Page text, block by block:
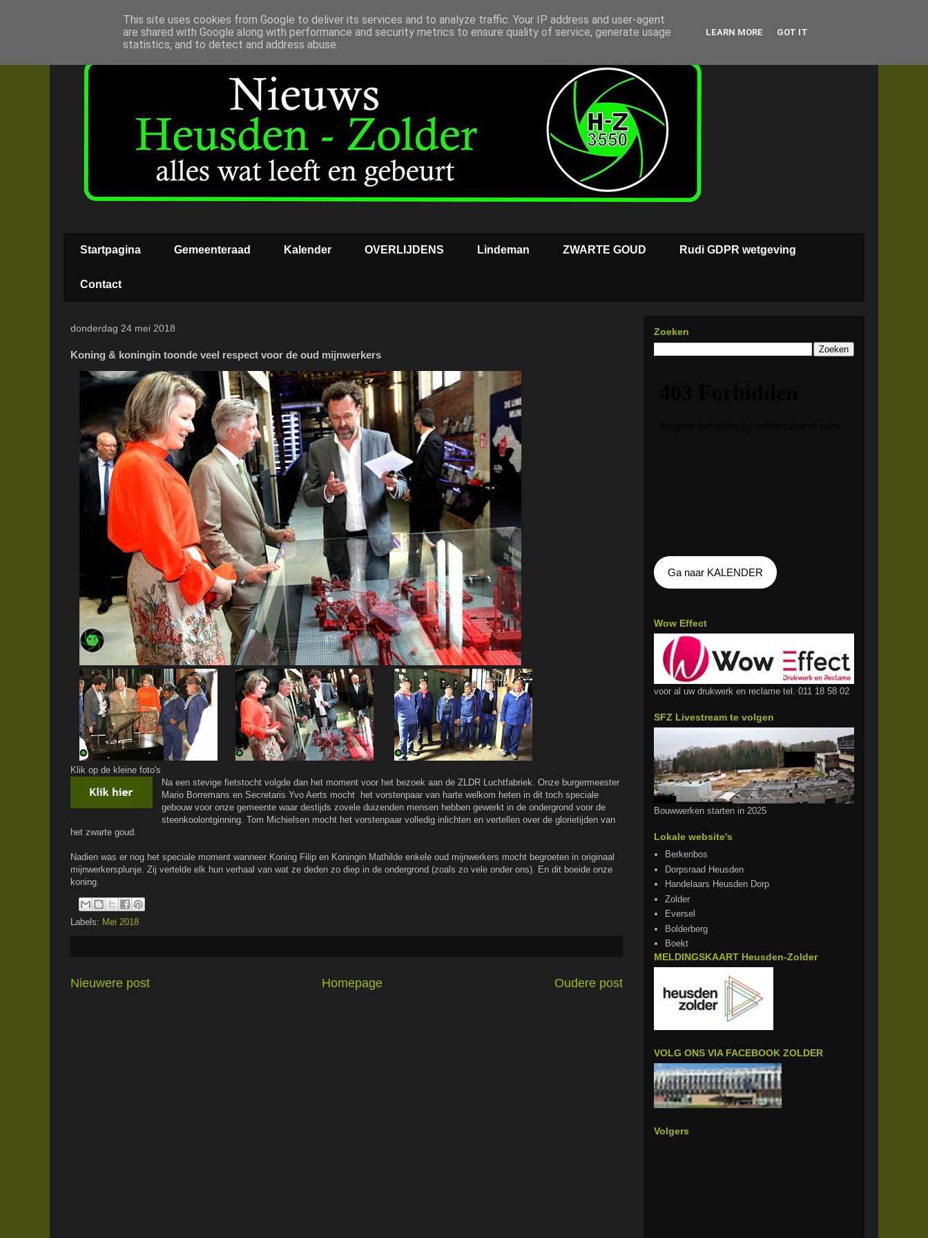
Startpagina Gemeenteraad Kalender OVERLIJDENS Lindeman ZWARTE GOUD Rudi GDPR wetgeving
Contact
donderdag 24 mei 2018
Koning & koningin toonde veel respect voor de oud mijnwerkers
Klik op de kleine foto's
Na een stevige fietstocht volgde dan het moment voor het bezoek aan de ZLDR Luchtfabriek. Onze burgermeester
Mario Borremans en Secretaris Yvo Aerts mocht het vorstenpaar van harte welkom heten in dit toch speciale
gebouw voor onze gemeente waar destijds zovele duizenden mensen hebben gewerkt in de ondergrond voor de
steenkoolontginning. Tom Michielsen mocht het vorstenpaar volledig inlichten en vertellen over de glorietijden van
het zwarte goud.
Nadien was er nog het speciale moment wanneer Koning Filip en Koningin Mathilde enkele oud mijnwerkers mocht begroeten in originaal
mijnwerkersplunje. Zij vertelde elk hun verhaal van wat ze deden zo diep in de ondergrond (zoals zo vele onder ons). En dit boeide onze
koning.
Labels: Mei 2018
Nieuwere post Oudere post
Homepage
Zoeken
Ga naar KALENDER
Wow Effect
voor al uw drukwerk en reclame tel. 011 18 58 02
SFZ Livestream te volgen
Bouwwerken starten in 2025
Lokale website's
Berkenbos
Dorpsraad Heusden
Handelaars Heusden Dorp
Zolder
Eversel
Bolderberg
Boekt
MELDINGSKAART Heusden-Zolder
VOLG ONS VIA FACEBOOK ZOLDER
Volgers
This site uses cookies from Google to deliver its services and to analyze traffic. Your IP address and user-agent
are shared with Google along with performance and security metrics to ensure quality of service, generate usage
statistics, and to detect and address abuse.
LEARN MORE GOT IT